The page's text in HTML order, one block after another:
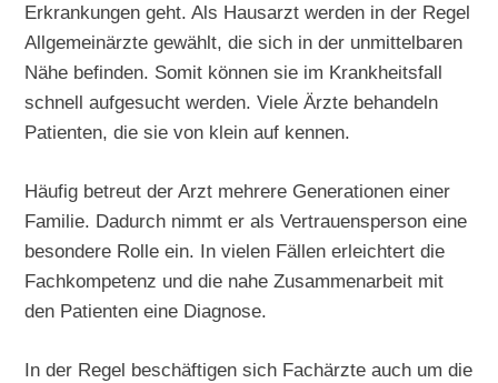
Erkrankungen geht. Als Hausarzt werden in der Regel
Allgemeinärzte gewählt, die sich in der unmittelbaren
Nähe befinden. Somit können sie im Krankheitsfall
schnell aufgesucht werden. Viele Ärzte behandeln
Patienten, die sie von klein auf kennen.
Häufig betreut der Arzt mehrere Generationen einer
Familie. Dadurch nimmt er als Vertrauensperson eine
besondere Rolle ein. In vielen Fällen erleichtert die
Fachkompetenz und die nahe Zusammenarbeit mit
den Patienten eine Diagnose.
In der Regel beschäftigen sich Fachärzte auch um die